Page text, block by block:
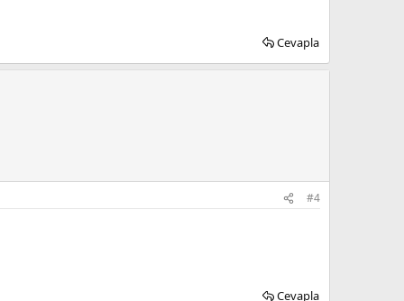
Cevapla
#4
Cevapla